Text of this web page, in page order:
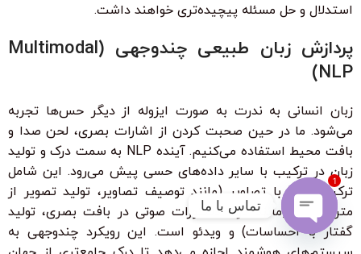
استدلال و حل مسئله پیچیده‌تری خواهند داشت.
پردازش زبان طبیعی چندوجهی (Multimodal
NLP)
زبان انسانی به ندرت به صورت ایزوله از دیگر حس‌ها تجربه
می‌شود. ما در حین صحبت کردن از اشارات بصری، لحن صدا و
بافت محیط استفاده می‌کنیم. آینده NLP به سمت درک و تولید
زبان در ترکیب با سایر داده‌های حسی پیش می‌رود. این شامل
ترکیب متن با تصاویر (مانند توصیف تصاویر، تولید تصویر از
متن)، صدا (مانند درک دستورات صوتی در بافت بصری، تولید
گفتار با احساسات) و ویدئو است. این رویکرد چندوجهی به
تماس با ما
1